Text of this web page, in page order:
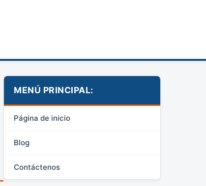
MENÚ PRINCIPAL:
Página de inicio
Blog
Contáctenos